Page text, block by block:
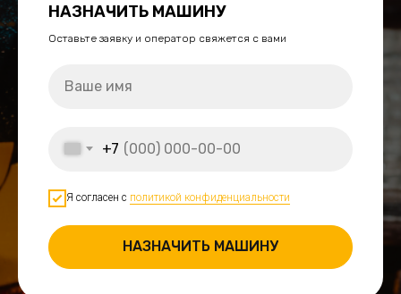
НАЗНАЧИТЬ МАШИНУ
Оставьте заявку и оператор свяжется с вами
+7
Я согласен с политикой конфиденциальности
НАЗНАЧИТЬ МАШИНУ